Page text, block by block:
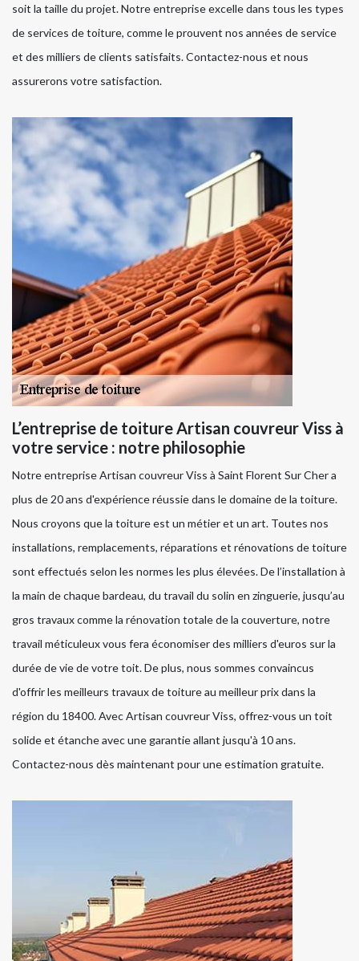
soit la taille du projet. Notre entreprise excelle dans tous les types
de services de toiture, comme le prouvent nos années de service
et des milliers de clients satisfaits. Contactez-nous et nous
assurerons votre satisfaction.
L’entreprise de toiture Artisan couvreur Viss à
votre service : notre philosophie
Notre entreprise Artisan couvreur Viss à Saint Florent Sur Cher a
plus de 20 ans d'expérience réussie dans le domaine de la toiture.
Nous croyons que la toiture est un métier et un art. Toutes nos
installations, remplacements, réparations et rénovations de toiture
sont effectués selon les normes les plus élevées. De l’installation à
la main de chaque bardeau, du travail du solin en zinguerie, jusqu’au
gros travaux comme la rénovation totale de la couverture, notre
travail méticuleux vous fera économiser des milliers d'euros sur la
durée de vie de votre toit. De plus, nous sommes convaincus
d'offrir les meilleurs travaux de toiture au meilleur prix dans la
région du 18400. Avec Artisan couvreur Viss, offrez-vous un toit
solide et étanche avec une garantie allant jusqu'à 10 ans.
Contactez-nous dès maintenant pour une estimation gratuite.